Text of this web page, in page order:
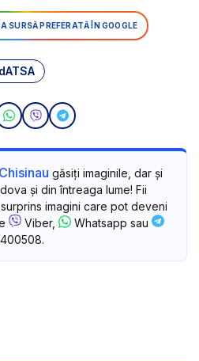
SURSĂ PREFERATĂ ÎN GOOGLE
găsiți imaginile, dar și
și din întreaga lume! Fii
imagini care pot deveni
Viber,
Whatsapp sau